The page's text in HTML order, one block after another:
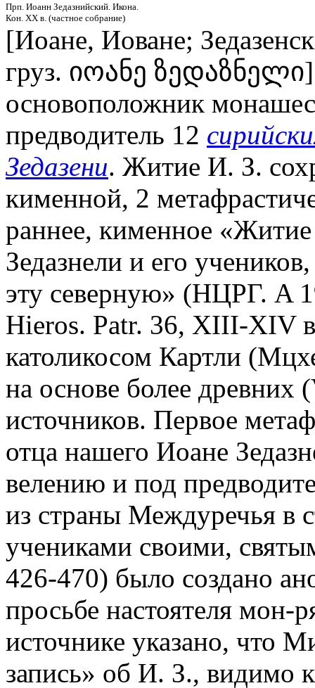
Прп. Иоанн Зедазнийский. Икона.
Кон. XX в. (частное собрание)
[Иоане, Иоване;
груз. იოანე
основоположник
предводитель 12
Зедазени. Житие И. З.
кименной, 2
раннее, кименное
Зедазнели и его
эту северную» (НЦРГ. A
Hieros. Patr. 36, XIII-XIV
католикосом Картли
на основе более
источников. Первое
отца нашего Иоане
велению и под
из страны Междуречья в
учениками своими,
426-470) было создано
просьбе настоятеля мон-
источнике указано, что
запись» об И. З., видимо